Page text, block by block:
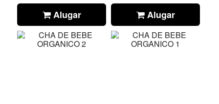
Alugar Alugar